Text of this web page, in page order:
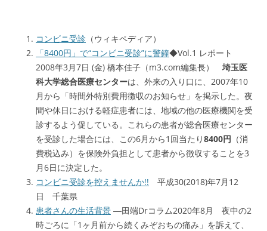
コンビニ受診 （ウィキペディア）
「8400円」で“コンビニ受診”に警鐘◆Vol.1 レポート
2008年3月7日 (金) 橋本佳子（m3.com編集長）
埼玉医
科大学総合医療センターは、外来の入り口に、2007年10
月から「時間外特別費用徴収のお知らせ」を掲示した。夜
間や休日における軽症患者には、地域の他の医療機関を受
診するよう促している。これらの患者が総合医療センター
を受診した場合には、この6月から1回当たり8400円 （消
費税込み）を保険外負担として患者から徴収することを3
月6日に決定した。
コンビニ受診を控えませんか!! 平成30(2018)年7月12
日 千葉県
患者さんの生活背景 ―田端Drコラム2020年8月 夜中の2
時ごろに「1ヶ月前から続くみぞおちの痛み」を訴えて、